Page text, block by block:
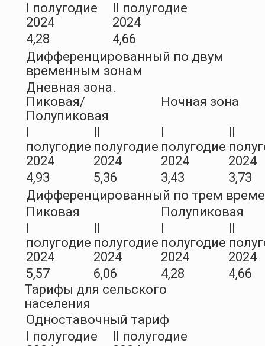
I полугодие
2024
II полугодие
2024
4,28
4,66
Дифференцированный по двум
временным зонам
Дневная зона.
Пиковая/
Полупиковая
Ночная зона
полугодие
2024
полугодие
2024
полугодие
2024
2024
4,93
5,36 3,43
3,73
Дифференцированный по трем
Пиковая
Полупиковая
полугодие
2024
полугодие
2024
полугодие
2024
2024
5,57
6,06 4,28
4,66
Тарифы для сельского
населения
Одноставочный тариф
I полугодие
II полугодие